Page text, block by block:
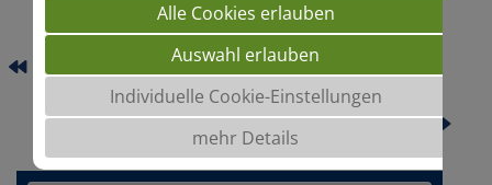
TRADEX
VERDI
Alle Cookies erlauben
Auswahl erlauben
Individuelle Cookie-Einstellungen
mehr Details